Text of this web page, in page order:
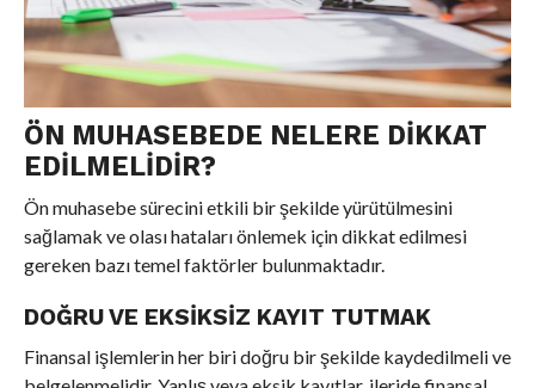
ÖN MUHASEBEDE NELERE DIKKAT
EDILMELIDIR?
Ön muhasebe sürecini etkili bir şekilde yürütülmesini
sağlamak ve olası hataları önlemek için dikkat edilmesi
gereken bazı temel faktörler bulunmaktadır.
DOĞRU VE EKSIKSIZ KAYIT TUTMAK
Finansal işlemlerin her biri doğru bir şekilde kaydedilmeli ve